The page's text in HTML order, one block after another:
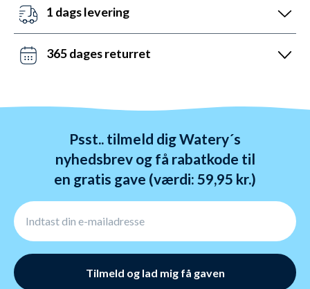
kundeservice åben mandag til fredag fra 08 til 22.
1 dags levering
Det kan du opnå ved bestilling før kl. 22:00 alle ugens
dage - også i weekenden. Vi sender med DAO, Bring
365 dages returret
behandles indenfor 24 timer.
Psst.. tilmeld dig Watery´s
nyhedsbrev og få rabatkode til
en gratis gave (værdi: 59,95 kr.)
Tilmeld og lad mig få gaven